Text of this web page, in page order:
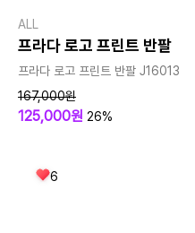
ALL
프라다 로고 프린트 반팔
프라다 로고 프린트 반팔 J16013
167,000원
125,000원 26%
6